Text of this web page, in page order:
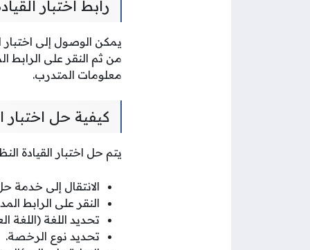
رابط اختبار
يمكن الوصول إلى اختبار
من ثم النقر على الرابط
معلومات المتدرب.
كيفية حل اختبار
يتم حل اختبار القيادة
الانتقال إلى خدمة
النقر على الرابط
تحديد اللغة (اللغة
تحديد نوع الرخصة.